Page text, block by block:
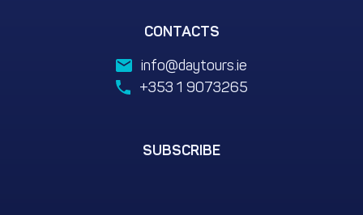
CONTACTS
info@daytours.ie
+353 1 9073265
SUBSCRIBE